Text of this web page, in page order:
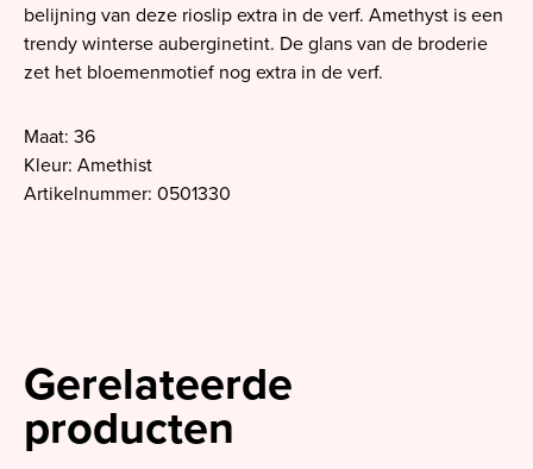
belijning van deze rioslip extra in de verf. Amethyst is een
trendy winterse auberginetint. De glans van de broderie
zet het bloemenmotief nog extra in de verf.
Maat: 36
Kleur: Amethist
Artikelnummer: 0501330
Gerelateerde
producten